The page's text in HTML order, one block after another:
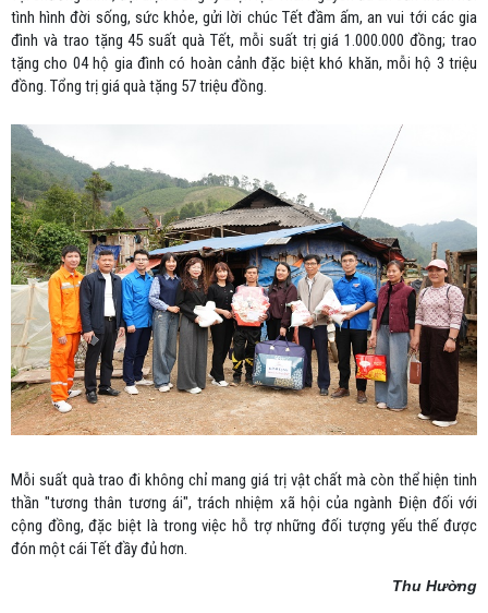
tình hình đời sống, sức khỏe, gửi lời chúc Tết đầm ấm, an vui tới các gia
đình và trao tặng 45 suất quà Tết, mỗi suất trị giá 1.000.000 đồng; trao
tặng cho 04 hộ gia đình có hoàn cảnh đặc biệt khó khăn, mỗi hộ 3 triệu
đồng. Tổng trị giá quà tặng 57 triệu đồng.
Mỗi suất quà trao đi không chỉ mang giá trị vật chất mà còn thể hiện tinh
thần "tương thân tương ái", trách nhiệm xã hội của ngành Điện đối với
cộng đồng, đặc biệt là trong việc hỗ trợ những đối tượng yếu thế được
đón một cái Tết đầy đủ hơn.
Thu Hường